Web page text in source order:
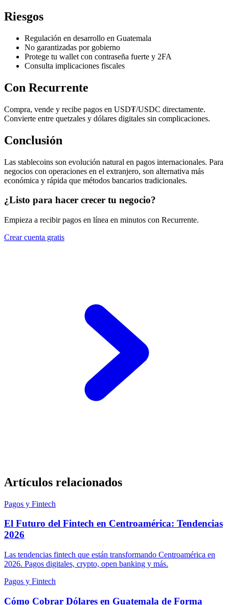
Riesgos
Regulación en desarrollo en Guatemala
No garantizadas por gobierno
Protege tu wallet con contraseña fuerte y 2FA
Consulta implicaciones fiscales
Con Recurrente
Compra, vende y recibe pagos en USD₮/USDC directamente.
Convierte entre quetzales y dólares digitales sin complicaciones.
Conclusión
Las stablecoins son evolución natural en pagos internacionales. Para
negocios con operaciones en el extranjero, son alternativa más
económica y rápida que métodos bancarios tradicionales.
¿Listo para hacer crecer tu negocio?
Empieza a recibir pagos en línea en minutos con Recurrente.
Crear cuenta gratis
Artículos relacionados
Pagos y Fintech
El Futuro del Fintech en Centroamérica: Tendencias
2026
Las tendencias fintech que están transformando Centroamérica en
2026. Pagos digitales, crypto, open banking y más.
Pagos y Fintech
Cómo Cobrar Dólares en Guatemala de Forma